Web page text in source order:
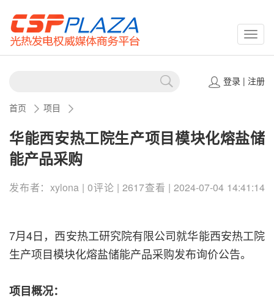
登录| 注册
首页 项目
华能西安热工院生产项目模块化熔盐储
能产品采购
发布者：xylona | 0评论 | 2617查看 | 2024-07-04 14:41:14
7月4日，西安热工研究院有限公司就华能西安热工院
生产项目模块化熔盐储能产品采购发布询价公告。
项目概况：